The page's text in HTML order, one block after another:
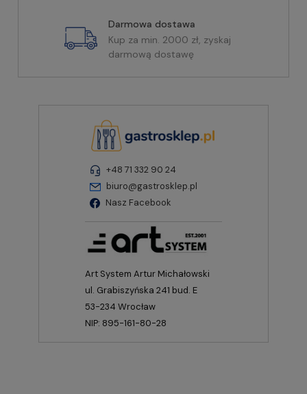
Darmowa dostawa
Kup za min. 2000 zł, zyskaj
darmową dostawę
+48 71 332 90 24
biuro@gastrosklep.pl
Nasz Facebook
Art System Artur Michałowski
ul. Grabiszyńska 241 bud. E
53-234 Wrocław
NIP: 895-161-80-28